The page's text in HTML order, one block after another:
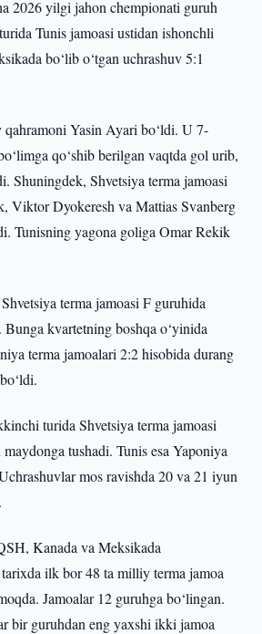
2026 yilgi jahon chempionati guruh
Tunis jamoasi ustidan ishonchli
bo‘lib o‘tgan uchrashuv 5:1
qahramoni Yasin Ayari bo‘ldi. U 7-
qo‘shib berilgan vaqtda gol urib,
Shuningdek, Shvetsiya terma jamoasi
Viktor Dyokeresh va Mattias Svanberg
Tunisning yagona goliga Omar Rekik
terma jamoasi F guruhida
Bunga kvartetning boshqa o‘yinida
terma jamoalari 2:2 hisobida durang
turida Shvetsiya terma jamoasi
tushadi. Tunis esa Yaponiya
mos ravishda 20 va 21 iyun
Kanada va Meksikada
ilk bor 48 ta milliy terma jamoa
Jamoalar 12 guruhga bo‘lingan.
bir guruhdan eng yaxshi ikki jamoa